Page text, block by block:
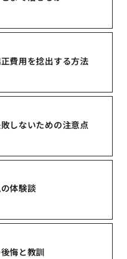
費用を捻出する方法
しないための注意点
体験談
悔と教訓